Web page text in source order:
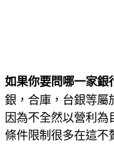
如果你要問哪一家銀
銀，合庫，台銀等屬
因為不全然以營利
條件限制很多在這不